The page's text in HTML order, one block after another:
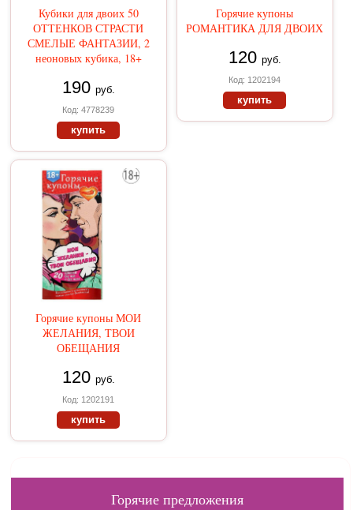
Кубики для двоих 50
ОТТЕНКОВ СТРАСТИ
СМЕЛЫЕ ФАНТАЗИИ, 2
неоновых кубика, 18+
190 руб.
Код: 4778239
купить
Горячие купоны
РОМАНТИКА ДЛЯ ДВОИХ
120 руб.
Код: 1202194
купить
Горячие купоны МОИ
ЖЕЛАНИЯ, ТВОИ
ОБЕЩАНИЯ
120 руб.
Код: 1202191
купить
Горячие предложения